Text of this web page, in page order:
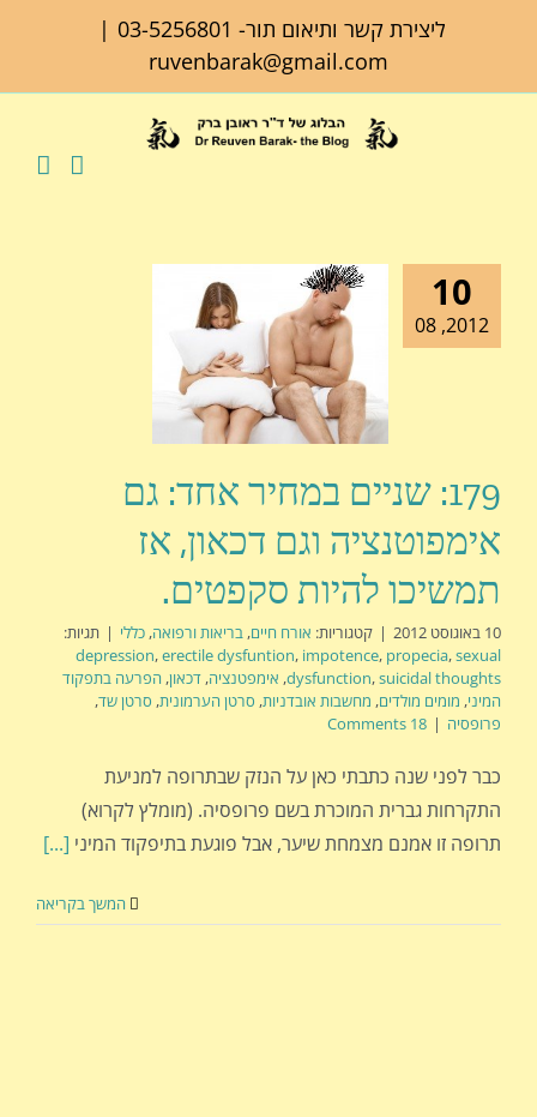
ליצירת קשר ותיאום תור- 03-5256801
|
ruvenbarak@gmail.com
10
2012, 08
179: שניים במחיר אחד: גם
אימפוטנציה וגם דכאון, אז
תמשיכו להיות סקפטים.
10 באוגוסט 2012 | קטגוריות: אורח חיים, בריאות ורפואה, כללי | תגיות:
depression,erectile dysfuntion, impotence, propecia,sexual
dysfunction,suicidal thoughts
, אימפטנציה, דכאון, הפרעה בתפקוד
המיני, מומים מולדים, מחשבות אובדניות, סרטן הערמונית, סרטן שד,
פרופסיה |
18 Comments
כבר לפני שנה כתבתי כאן על הנזק שבתרופה למניעת
התקרחות גברית המוכרת בשם פרופסיה. (מומלץ לקרוא)
תרופה זו אמנם מצמחת שיער, אבל פוגעת בתיפקוד המיני [...]
המשך בקריאה